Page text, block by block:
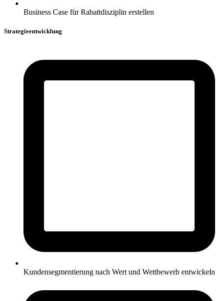
Business Case für Rabattdisziplin erstellen
Strategieentwicklung
Kundensegmentierung nach Wert und Wettbewerb entwickeln